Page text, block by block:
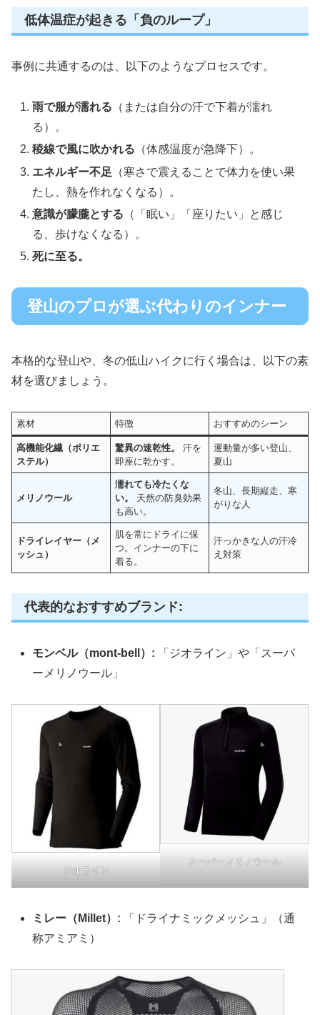
低体温症が起きる「負のループ」
事例に共通するのは、以下のようなプロセスです。
雨で服が濡れる （または自分の汗で下着が濡れ
る）。
稜線で風に吹かれる （体感温度が急降下）。
エネルギー不足
（寒さで震えることで体力を使い果
たし、熱を作れなくなる）。
意識が朦朧とする （「眠い」「座りたい」と感じ
る、歩けなくなる）。
死に至る。
登山のプロが選ぶ代わりのインナー
本格的な登山や、冬の低山ハイクに行く場合は、以下の素
材を選びましょう。
素材 特徴 おすすめのシーン
高機能化繊（ポリエ
ステル）
驚異の速乾性。
汗を
即座に乾かす。
運動量が多い登山、
夏山
メリノウール
濡れても冷たくな
い。
天然の防臭効果
も高い。
冬山、長期縦走、寒
がりな人
ドライレイヤー（メ
ッシュ）
肌を常にドライに保
つ。インナーの下に
着る。
汗っかきな人の汗冷
え対策
代表的なおすすめブランド:
モンベル（mont-bell）: 「ジオライン」や「スーパ
ーメリノウール」
ジオライン
スーパーメリノウール
ミレー（Millet）: 「ドライナミックメッシュ」（通
称アミアミ）